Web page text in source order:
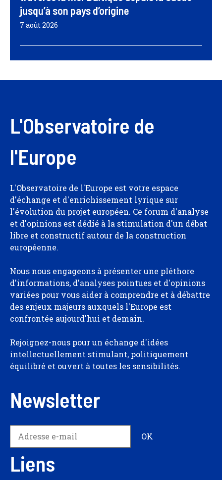
jusqu’à son pays d’origine
7 août 2026
L'Observatoire de
l'Europe
L'Observatoire de l'Europe est votre espace
d'échange et d'enrichissement lyrique sur
l'évolution du projet européen. Ce forum d'analyse
et d'opinions est dédié à la stimulation d'un débat
libre et constructif autour de la construction
européenne.
Nous nous engageons à présenter une pléthore
d'informations, d'analyses pointues et d'opinions
variées pour vous aider à comprendre et à débattre
des enjeux majeurs auxquels l'Europe est
confrontée aujourd'hui et demain.
Rejoignez-nous pour un échange d'idées
intellectuellement stimulant, politiquement
équilibré et ouvert à toutes les sensibilités.
Newsletter
Liens